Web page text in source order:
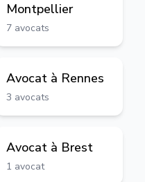
Montpellier
7 avocats
Avocat à Rennes
3 avocats
Avocat à Brest
1 avocat